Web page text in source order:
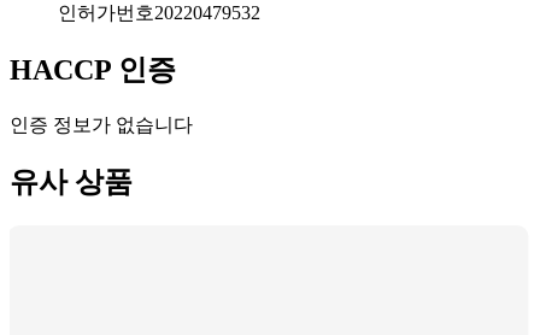
인허가번호20220479532
HACCP 인증
인증 정보가 없습니다
유사 상품